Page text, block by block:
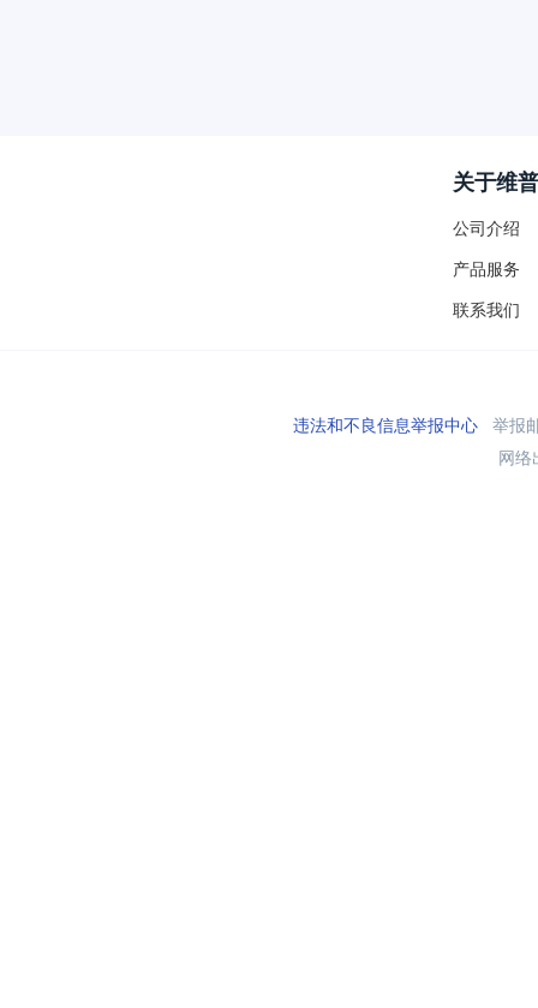
关于维普
公司介绍
产品服务
联系我们
违法和不良信息举报中心举报
网